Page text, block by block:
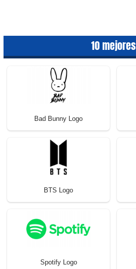
10 mejores
Bad Bunny Logo
BTS Logo
Spotify Logo